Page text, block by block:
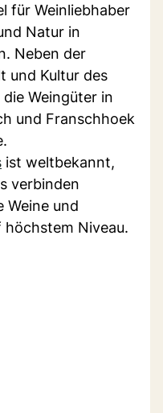
für Weinliebhaber
Natur in
Neben der
und Kultur des
Weingüter in
und Franschhoek
ist weltbekannt,
verbinden
Weine und
Niveau.